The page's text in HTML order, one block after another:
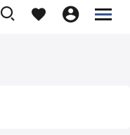
   

